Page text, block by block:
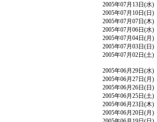
2005年07月13日(水)
2005年07月10日(日)
2005年07月07日(木)
2005年07月06日(水)
2005年07月04日(月)
2005年07月03日(日)
2005年07月02日(土)
2005年06月29日(水)
2005年06月27日(月)
2005年06月26日(日)
2005年06月25日(土)
2005年06月23日(木)
2005年06月20日(月)